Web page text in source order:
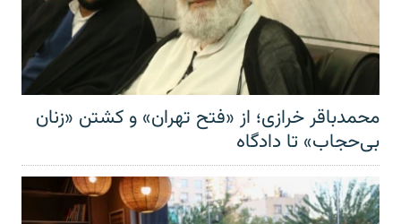
محمدباقر خرازی؛ از «فتح تهران» و کشتن «زنان
بی‌حجاب» تا دادگاه